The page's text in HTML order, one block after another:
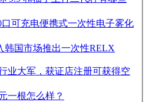
可充电便携式一次性电子雾化
韩国市场推出一次性RELX
业大军，获证店注册可获得空
一根怎么样？